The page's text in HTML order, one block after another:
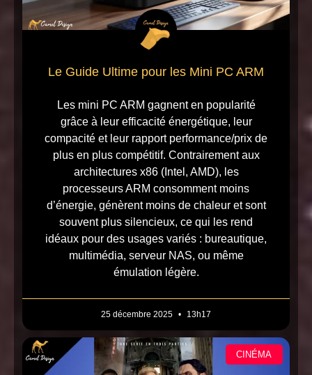
Le Guide Ultime pour les Mini PC ARM
Les mini PC ARM gagnent en popularité
grâce à leur efficacité énergétique, leur
compacité et leur rapport performance/prix de
plus en plus compétitif. Contrairement aux
architectures x86 (Intel, AMD), les
processeurs ARM consomment moins
d’énergie, génèrent moins de chaleur et sont
souvent plus silencieux, ce qui les rend
idéaux pour des usages variés : bureautique,
multimédia, serveur NAS, ou même
émulation légère.
25 décembre 2025 13h17
CINÉMA